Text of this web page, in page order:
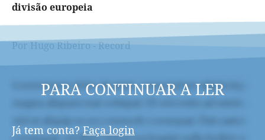
divisão europeia
Por Hugo Ribeiro - Record
PARA CONTINUAR A LER
Já tem conta? Faça login